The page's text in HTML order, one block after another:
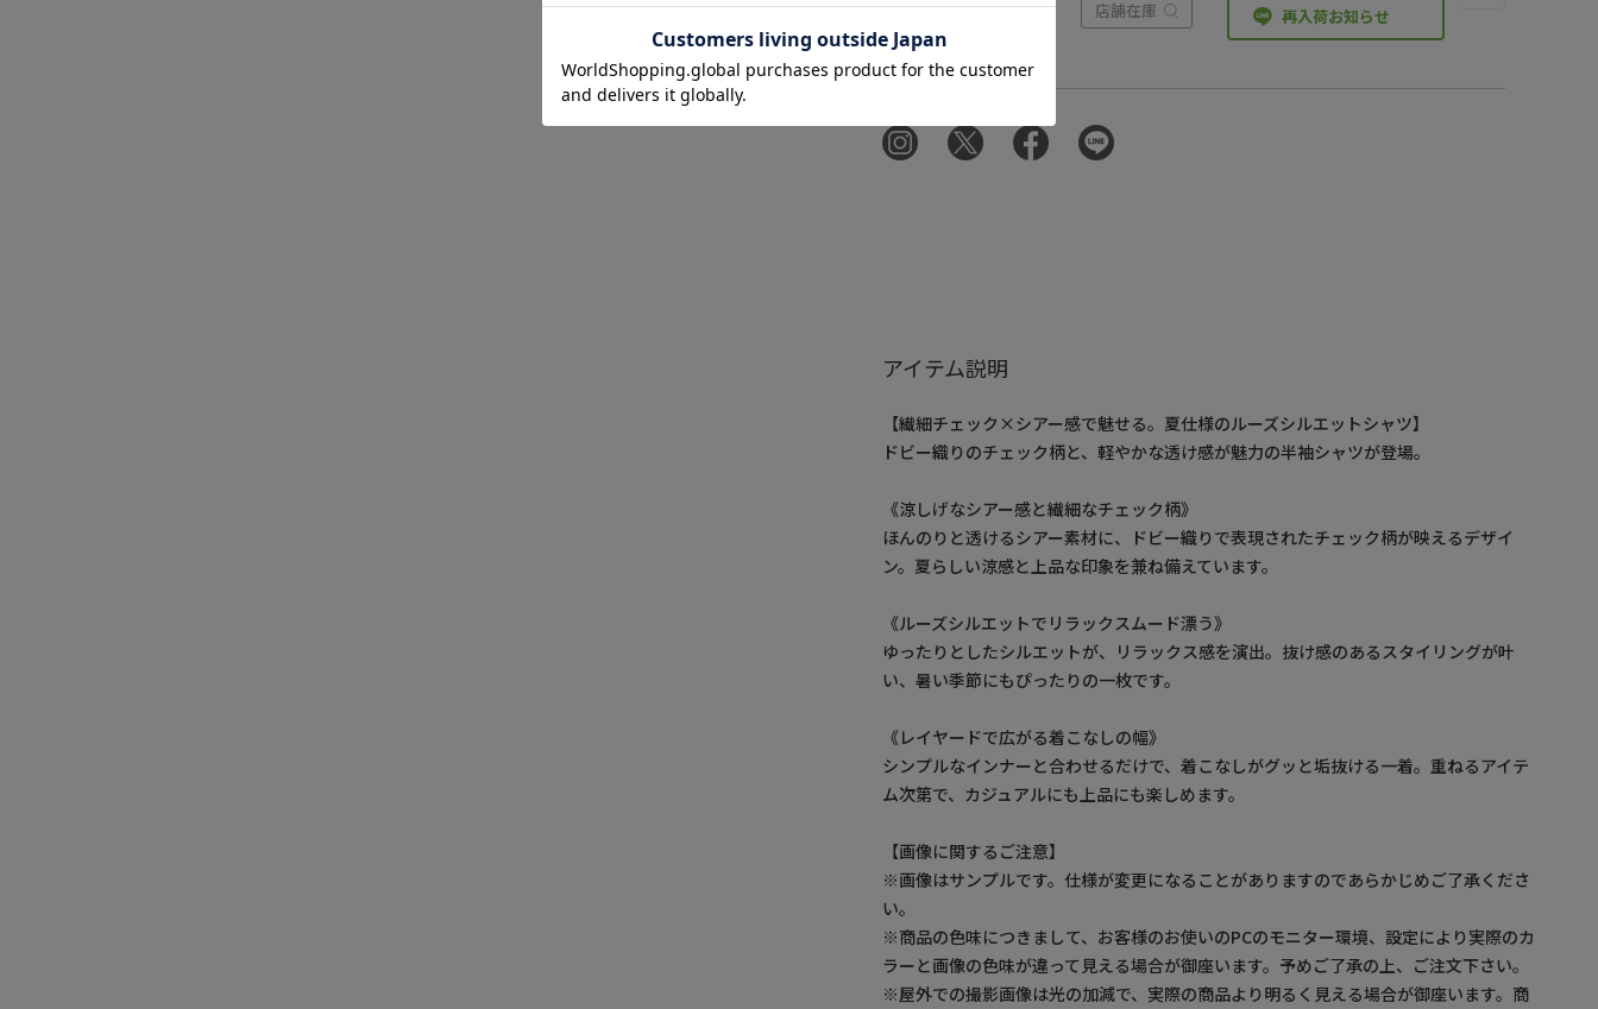
店舗在庫 再入荷お知らせ
アイテム説明
【繊細チェック×シアー感で魅せる。夏仕様のルーズシルエットシャツ】
ドビー織りのチェック柄と、軽やかな透け感が魅力の半袖シャツが登場。
《涼しげなシアー感と繊細なチェック柄》
ほんのりと透けるシアー素材に、ドビー織りで表現されたチェック柄が映えるデザイ
ン。夏らしい涼感と上品な印象を兼ね備えています。
《ルーズシルエットでリラックスムード漂う》
ゆったりとしたシルエットが、リラックス感を演出。抜け感のあるスタイリングが叶
い、暑い季節にもぴったりの一枚です。
《レイヤードで広がる着こなしの幅》
シンプルなインナーと合わせるだけで、着こなしがグッと垢抜ける一着。重ねるアイテ
ム次第で、カジュアルにも上品にも楽しめます。
【画像に関するご注意】
※画像はサンプルです。仕様が変更になることがありますのであらかじめご了承くださ
い。
※商品の色味につきまして、お客様のお使いのPCのモニター環境、設定により実際のカ
ラーと画像の色味が違って見える場合が御座います。予めご了承の上、ご注文下さい。
※屋外での撮影画像は光の加減で、実際の商品より明るく見える場合が御座います。商